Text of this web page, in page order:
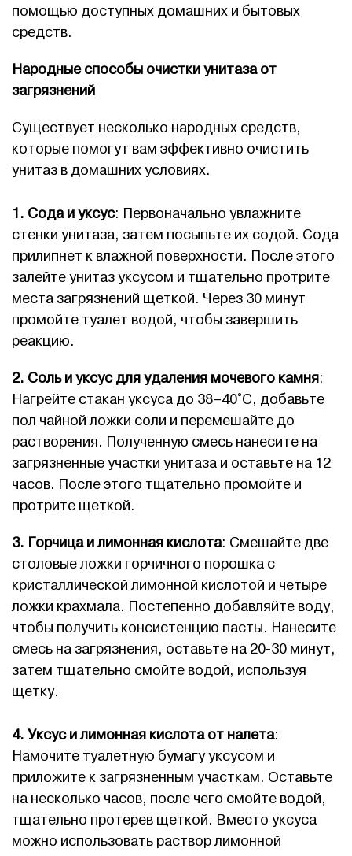
помощью доступных домашних и бытовых
средств.
Народные способы очистки унитаза от
загрязнений
Существует несколько народных средств,
которые помогут вам эффективно очистить
унитаз в домашних условиях.
1. Сода и уксус: Первоначально увлажните
стенки унитаза, затем посыпьте их содой. Сода
прилипнет к влажной поверхности. После этого
залейте унитаз уксусом и тщательно протрите
места загрязнений щеткой. Через 30 минут
промойте туалет водой, чтобы завершить
реакцию.
2. Соль и уксус для удаления мочевого камня:
Нагрейте стакан уксуса до 38–40°C, добавьте
пол чайной ложки соли и перемешайте до
растворения. Полученную смесь нанесите на
загрязненные участки унитаза и оставьте на 12
часов. После этого тщательно промойте и
протрите щеткой.
3. Горчица и лимонная кислота: Смешайте две
столовые ложки горчичного порошка с
кристаллической лимонной кислотой и четыре
ложки крахмала. Постепенно добавляйте воду,
чтобы получить консистенцию пасты. Нанесите
смесь на загрязнения, оставьте на 20-30 минут,
затем тщательно смойте водой, используя
щетку.
4. Уксус и лимонная кислота от налета:
Намочите туалетную бумагу уксусом и
приложите к загрязненным участкам. Оставьте
на несколько часов, после чего смойте водой,
тщательно протерев щеткой. Вместо уксуса
можно использовать раствор лимонной